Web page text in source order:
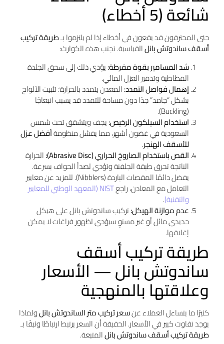
شائعة (5 أخطاء)
حتى المحترفون قد يقعون في أخطاء إذا لم يلتزموا بـطريقة تركيب
أسقف ساندوتش بانلالقياسية. تجنب هذه الكوارث:
شد المسامير بقوة مفرطة:يؤدي ذلك إلى سحق الجلدة
المطاطية وتدمير العزل المائي.
إهمال فواصل التمدد:المعدن يتمدد بالحرارة؛ تثبيت الألواح
بشكل “جامد” جدًا دون مساحة للتمدد قد يسبب انبعاجًا
(Buckling).
استخدام السيلكون الرخيص:يجف ويتشقق تحت شمس
السعودية في غضون أشهر، مما يفشل منظومةأفضل عزل
للأسقف الهنجر.
القص باستخدام الصاروخ الحراري (Abrasive Disc): الحرارة
الناتجة تحرق طبقة الجلفنة وتؤدي لصدأ الحواف بسرعة.
يفضل دائمًا المقصات الباردة (Nibblers). للمزيد عن معايير
التعامل مع المعادن، راجع NIST (المعهد الوطني للمعايير
والتقنية).
عدم موازنة الهيكل:تركيب ساندوتش بانل على هيكل
حديدي مائل أو غير مستوٍ سيؤدي لظهور فراغات لا يمكن
إغلاقها.
طريقة تركيب أسقف
ساندوتش بانل — الأسعار
وعلاقتها بالمنهجية
كثيرًا ما يتساءل العملاء عنسعر تركيب متر الساندوتش بانلولماذا
يوجد تفاوت كبير في الأسعار. الحقيقة أن السعر يرتبط ارتباطًا وثيقًا بـ
طريقة تركيب أسقف ساندوتش بانلالمتبعة.